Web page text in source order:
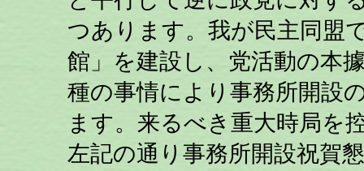
つあります。我が民主同盟
館」を建設し、党活動の本
種の事情により事務所開設
ます。来るべき重大時局を
左記の通り事務所開設祝賀